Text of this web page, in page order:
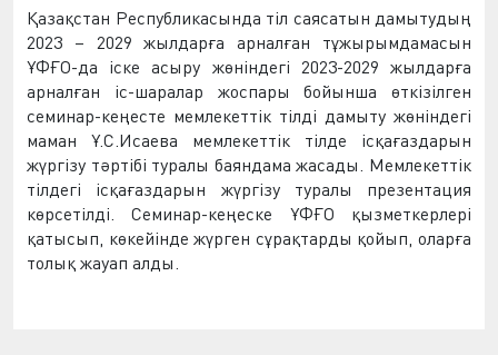
Қазақстан Республикасында тіл саясатын дамытудың
2023 – 2029 жылдарға арналған тұжырымдамасын
ҰФҒО-да іске асыру жөніндегі 2023-2029 жылдарға
арналған іс-шаралар жоспарыбойынша өткізілген
семинар-кеңесте мемлекеттік тілді дамыту жөніндегі
маман Ұ.С.Исаева мемлекеттік тілде ісқағаздарын
жүргізу тәртібі туралы баяндама жасады. Мемлекеттік
тілдегі ісқағаздарын жүргізу туралы презентация
көрсетілді. Семинар-кеңеске ҰФҒО қызметкерлері
қатысып, көкейінде жүрген сұрақтарды қойып, оларға
толық жауап алды.